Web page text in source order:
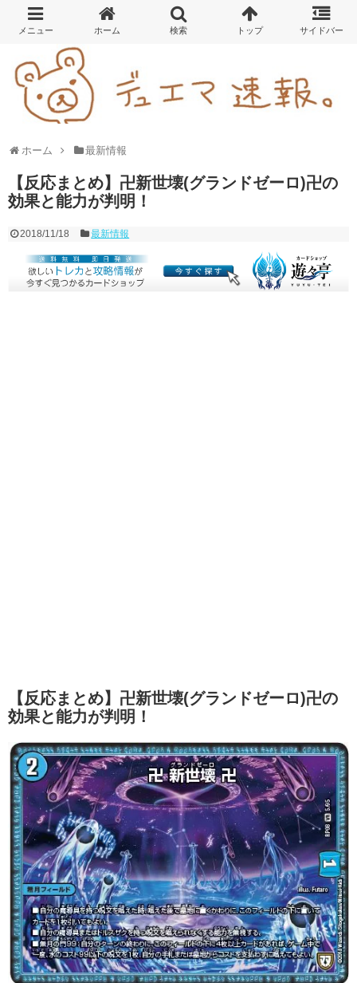
ホーム 最新情報
【反応まとめ】卍新世壊(グランドゼーロ)卍の
効果と能力が判明！
2018/11/18 最新情報
【反応まとめ】卍新世壊(グランドゼーロ)卍の
効果と能力が判明！